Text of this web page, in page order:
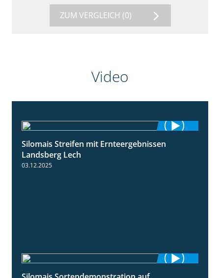
ZUM VERGLEICH (0)
Video
11:01
Silomais Streifen mit Ernteergebnissen
Landsberg Lech
03.12.2025